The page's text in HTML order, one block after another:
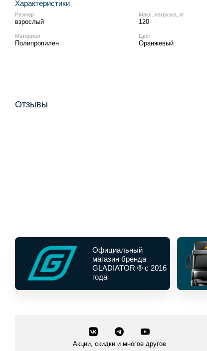
Характеристики
Размер
взрослый
Макс. нагрузка, кг
120
Материал
Полипропилен
Цвет
Оранжевый
Отзывы
Официальный
магазин бренда
GLADIATOR ® с 2016
года
Акции, скидки и многое другое